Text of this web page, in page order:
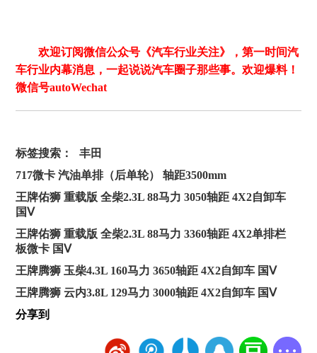
欢迎订阅微信公众号《汽车行业关注》，第一时间汽
车行业内幕消息，一起说说汽车圈子那些事。欢迎爆料！
微信号autoWechat
标签搜索：
丰田
717微卡 汽油单排（后单轮） 轴距3500mm
王牌佑狮 重载版 全柴2.3L 88马力 3050轴距 4X2自卸车
国Ⅴ
王牌佑狮 重载版 全柴2.3L 88马力 3360轴距 4X2单排栏
板微卡 国Ⅴ
王牌腾狮 玉柴4.3L 160马力 3650轴距 4X2自卸车 国Ⅴ
王牌腾狮 云内3.8L 129马力 3000轴距 4X2自卸车 国Ⅴ
分享到